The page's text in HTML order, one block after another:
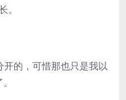
。
的，可惜那也只是我以